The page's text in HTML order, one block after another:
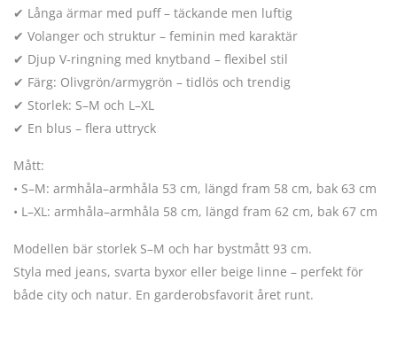
✔ Långa ärmar med puff – täckande men luftig
✔ Volanger och struktur – feminin med karaktär
✔ Djup V-ringning med knytband – flexibel stil
✔ Färg: Olivgrön/armygrön – tidlös och trendig
✔ Storlek: S–M och L–XL
✔ En blus – flera uttryck
Mått:
• S–M: armhåla–armhåla 53 cm, längd fram 58 cm, bak 63 cm
• L–XL: armhåla–armhåla 58 cm, längd fram 62 cm, bak 67 cm
Modellen bär storlek S–M och har bystmått 93 cm.
Styla med jeans, svarta byxor eller beige linne – perfekt för
både city och natur. En garderobsfavorit året runt.